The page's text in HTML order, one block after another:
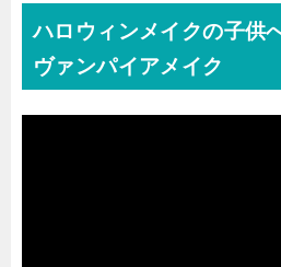
ハロウィンメイクの子供
ヴァンパイアメイク